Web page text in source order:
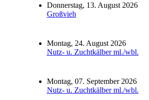
Donnerstag, 13. August 2026
Großvieh
Montag, 24. August 2026
Nutz- u. Zuchtkälber ml./wbl.
Montag, 07. September 2026
Nutz- u. Zuchtkälber ml./wbl.